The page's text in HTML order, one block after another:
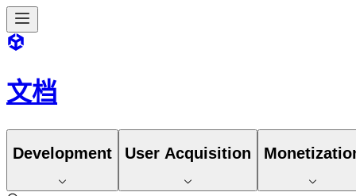
文档
Development User Acquisition